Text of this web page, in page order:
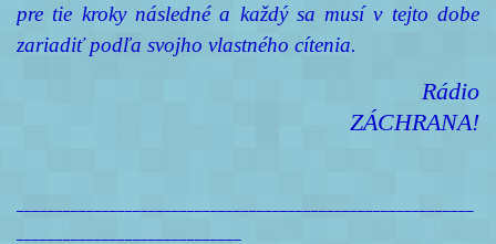
pre tie kroky následné a každý sa musí v tejto dobe
zariadiť podľa svojho vlastného cítenia.
Rádio
ZÁCHRANA!